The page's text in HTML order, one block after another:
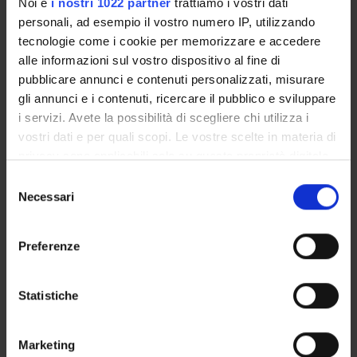
Noi e i nostri 1022 partner trattiamo i vostri dati
personali, ad esempio il vostro numero IP, utilizzando
tecnologie come i cookie per memorizzare e accedere
alle informazioni sul vostro dispositivo al fine di
pubblicare annunci e contenuti personalizzati, misurare
gli annunci e i contenuti, ricercare il pubblico e sviluppare
i servizi. Avete la possibilità di scegliere chi utilizza i
vostri dati e per quali scopi. Le vostre scelte in materia di
modificare o revocare il proprio consenso in qualsiasi
momento dalla Dichiarazione sui cookie o facendo clic
raccogliere informazioni sulla tua posizione
geografica, con un'approssimazione di qualche
Identificare il tuo dispositivo, scansionandolo
delNecessari
Preferenze
Statistiche
Marketing
COLLABORATORI ESTERNI
Pere Ara Bertrán
Universitat Autònoma de Barcelona Matematica
RESEARCH AREAS INVOLVED IN THE PROJECT
Algebra, Geometria e Logica Matematica
Associative rings and algebras
ACTIVITIES
RESEARCH AREAS